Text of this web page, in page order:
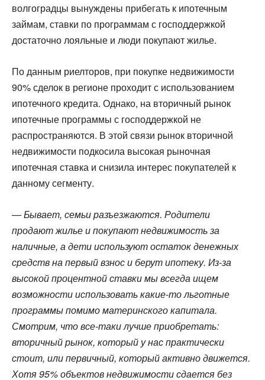
волгоградцы вынуждены прибегать к ипотечным
займам, ставки по программам с господдержкой
достаточно лояльные и люди покупают жилье.
По данным риелторов, при покупке недвижимости
90% сделок в регионе проходит с использованием
ипотечного кредита. Однако, на вторичный рынок
ипотечные программы с господдержкой не
распространяются. В этой связи рынок вторичной
недвижимости подкосила высокая рыночная
ипотечная ставка и снизила интерес покупателей к
данному сегменту.
—Бывает, семьи разъезжаются. Родители
продают жилье и покупают недвижимость за
наличные, а дети используют остаток денежных
средств на первый взнос и берут ипотеку. Из-за
высокой процентной ставки мы всегда ищем
возможности использовать какие-то льготные
программы помимо материнского капитала.
Смотрим, что все-таки лучше приобретать:
вторичный рынок, который у нас практически
стоит, или первичный, который активно движется.
Хотя 95% объектов недвижимости сдается без